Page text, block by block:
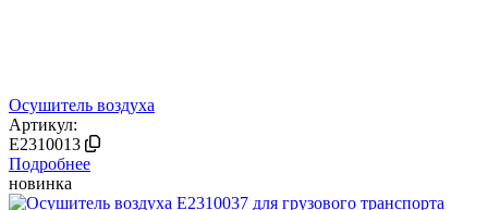
Осушитель воздуха
Артикул:
E2310013
Подробнее
новинка